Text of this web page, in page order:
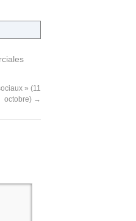
» (11
octobre) →